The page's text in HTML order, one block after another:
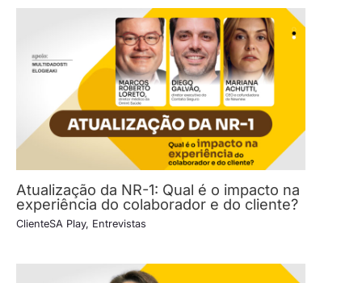
Atualização da NR-1: Qual é o impacto na
experiência do colaborador e do cliente?
ClienteSA Play, Entrevistas